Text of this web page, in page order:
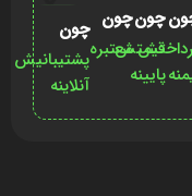
چون
قیمتش
پایینه
چون
معتبره
چون
پشتیبانیش
آنلاینه